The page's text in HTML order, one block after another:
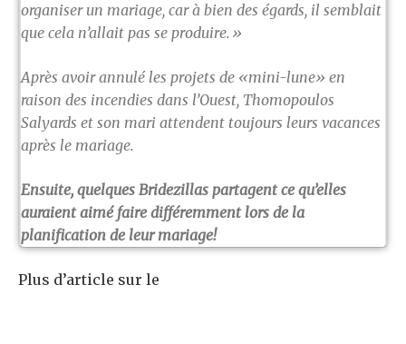
organiser un mariage, car à bien des égards, il semblait
que cela n’allait pas se produire.»
Après avoir annulé les projets de «mini-lune» en
raison des incendies dans l’Ouest, Thomopoulos
Salyards et son mari attendent toujours leurs vacances
après le mariage.
Ensuite, quelques Bridezillas partagent ce qu’elles
auraient aimé faire différemment lors de la
planification de leur mariage!
Plus d’article sur le